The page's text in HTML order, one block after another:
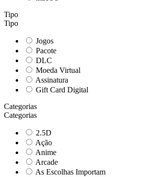
Tipo
Tipo
Jogos
Pacote
DLC
Moeda Virtual
Assinatura
Gift Card Digital
Categorias
Categorias
2.5D
Ação
Anime
Arcade
As Escolhas Importam